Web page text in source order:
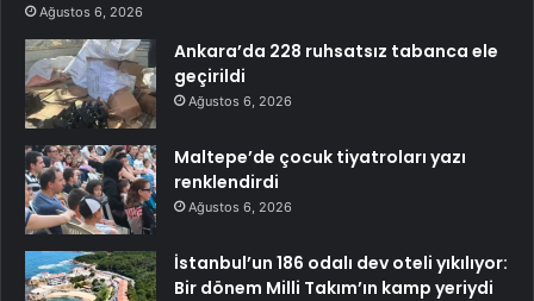
Ağustos 6, 2026
Ankara’da 228 ruhsatsız tabanca ele
geçirildi
Ağustos 6, 2026
Maltepe’de çocuk tiyatroları yazı
renklendirdi
Ağustos 6, 2026
İstanbul’un 186 odalı dev oteli yıkılıyor:
Bir dönem Milli Takım’ın kamp yeriydi